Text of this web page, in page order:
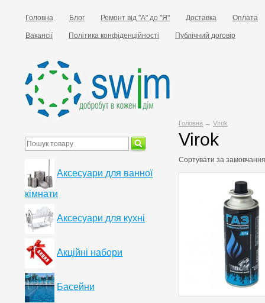
Головна Блог Ремонт від "А" до "Я" Доставка Оплата
Вакансії Політика конфіденційності Публічний договір
Головна → Virok
Virok
Сортувати за
Аксесуари для ванної
кімнати
Аксесуари для кухні
Акційні набори
Басейни